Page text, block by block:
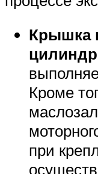
Крышка
Кроме
при